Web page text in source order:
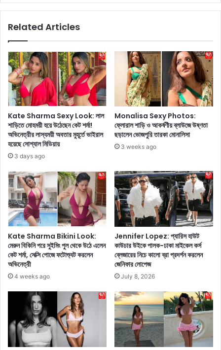
জা
ন
টি
আ
ত্মা
কে
প
ত্র
ক
রে
i
২
০
২
সা
র
ম
হা
কু
৩
কো
টি
ভ
ক্তে
র
জ
ন্য
প্র
স্তু
ত
Related Articles
Kate Sharma Sexy Look: লাল
শাড়িতে মোহময়ী হয়ে উঠেছেন কেট শর্মা!
অভিনেত্রীর লাস্যময়ী অবতার মুহূর্তে ভাইরাল
হয়েছে সোশ্যাল মিডিয়ায়
3 days ago
Monalisa Sexy Photos:
ফ্লোরাল শাড়ি ও আকর্ষণীয় ব্লাউজে উষ্ণতা
ছড়ালেন ভোজপুরি তারকা মোনালিসা
3 weeks ago
Kate Sharma Bikini Look:
মেরুন বিকিনি পরে সুইমিং পুল থেকে উঠে এলেন
কেট শর্মা, সেক্সি পোজে ফটোশ্যুট করলেন
অভিনেত্রী
4 weeks ago
Jennifer Lopez: প্যারিস হাউট
কাউচার উইকে পালক-ঢাকা মাইকেল কর্স
ব্লেজারের নিচে কালো ব্রা প্রদর্শন করলেন
জেনিফার লোপেজ
July 8, 2026